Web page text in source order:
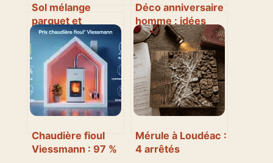
Sol mélange
parquet et
carrelage : idées,
règles et erreurs à
éviter
Déco anniversaire
homme : idées
stylées pour une
fête réussie
Chaudière fioul
Viessmann : 97 %
Mérule à Loudéac :
4 arrêtés